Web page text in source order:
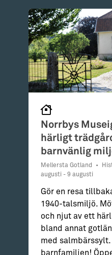
Norrbys
härligt
barnvänlig
Mellersta Gotland •
augusti - 9 augusti
Gör en resa
1940-talsmiljö.
och njut av ett
bland annat
med
barnfamiljen!